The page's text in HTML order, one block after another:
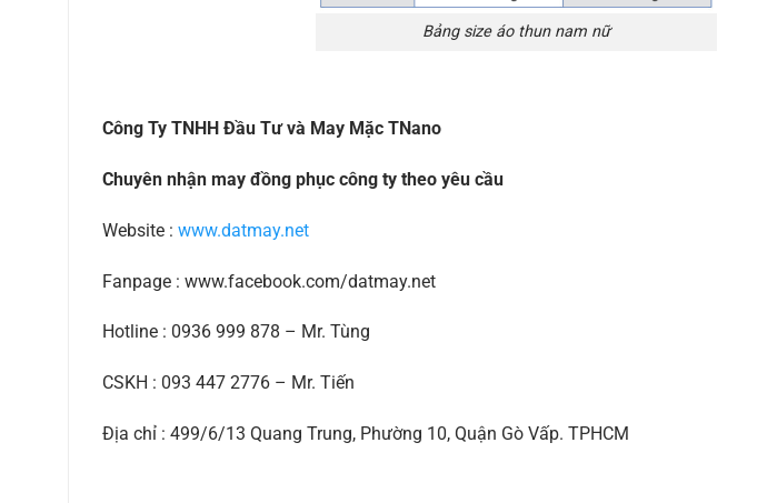
Bảng size áo thun nam nữ
Công Ty TNHH Đầu Tư và May Mặc TNano
Chuyên nhận may đồng phục công ty theo yêu cầu
Website : www.datmay.net
Fanpage : www.facebook.com/datmay.net
Hotline : 0936 999 878 – Mr. Tùng
CSKH : 093 447 2776 – Mr. Tiến
Địa chỉ : 499/6/13 Quang Trung, Phường 10, Quận Gò Vấp. TPHCM